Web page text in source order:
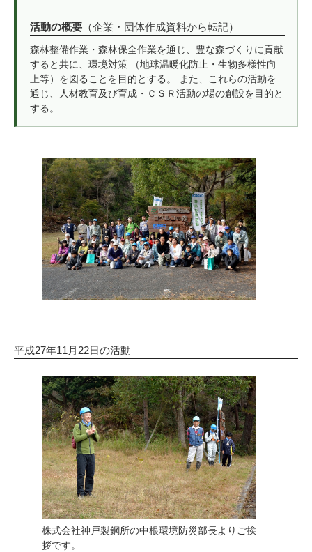
活動の概要（企業・団体作成資料から転記）
森林整備作業・森林保全作業を通じ、豊な森づくりに貢献
すると共に、環境対策 （地球温暖化防止・生物多様性向
上等）を図ることを目的とする。 また、これらの活動を
通じ、人材教育及び育成・ＣＳＲ活動の場の創設を目的と
する。
平成27年11月22日の活動
株式会社神戸製鋼所の中根環境防災部長よりご挨
拶です。